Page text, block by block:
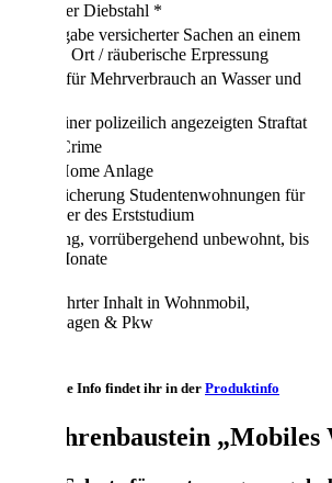
Einfacher Diebstahl *
Herausgabe versicherter Sachen an einem
anderen Ort / räuberische Erpressung
Kosten für Mehrverbrauch an Wasser und
Opfer einer polizeilich angezeigten Straftat
Cyber Crime
Smart Home Anlage
Mitversicherung Studentenwohnungen für
die Dauer des Erststudium
Wohnung, vorrübergehend unbewohnt, bis
zu 12 Monate
Mitgeführter Inhalt in Wohnmobil,
Wohnwagen & Pkw
Komplette Info findet ihr in der Produktinfo
Gefahrenbaustein „Mobiles